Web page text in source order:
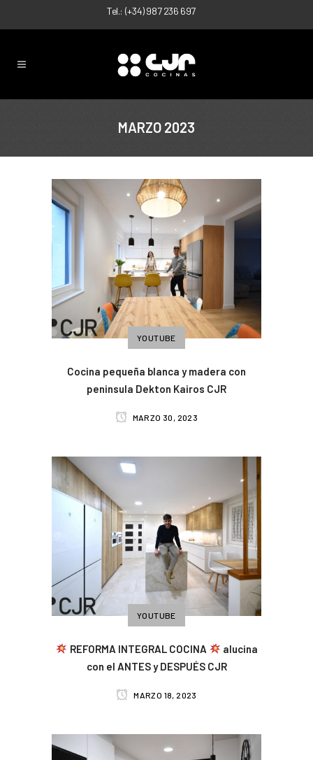
Tel.: (+34) 987 236 697
MARZO 2023
YOUTUBE
Cocina pequeña blanca y madera con
peninsula Dekton Kairos CJR
MARZO 30, 2023
YOUTUBE
REFORMA INTEGRAL COCINA
alucina
con el ANTES y DESPUÉS CJR
MARZO 18, 2023